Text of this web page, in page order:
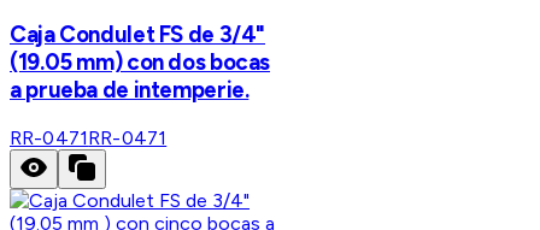
Caja Condulet FS de 3/4"
(19.05 mm) con dos bocas
a prueba de intemperie.
RR-0471RR-0471